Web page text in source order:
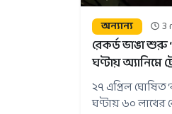
অন্যান্য 3
রেকর্ড ভাঙা শুরু
ঘণ্টায় অ্যানিমে
২৭ এপ্রিল ঘোষিত
ঘণ্টায় ৬০ লাখের